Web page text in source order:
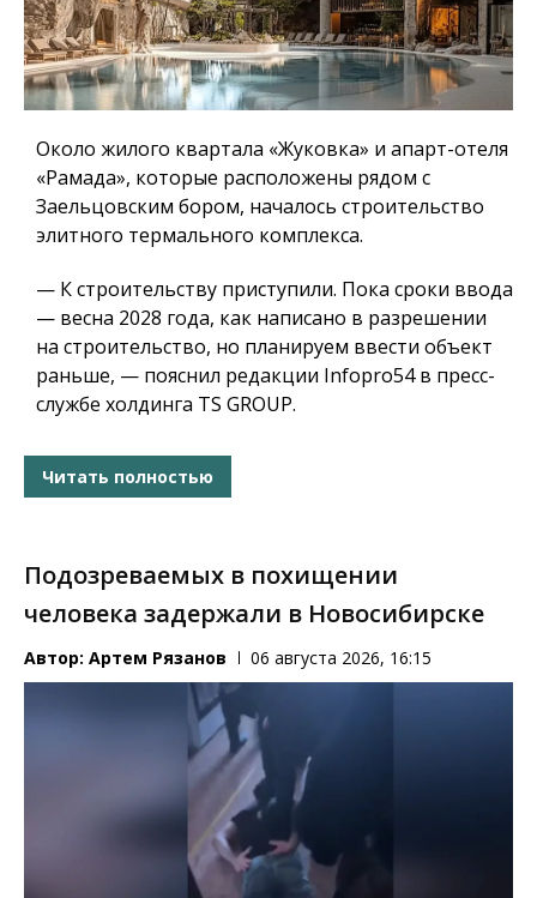
Около жилого квартала «Жуковка» и апарт-отеля
«Рамада», которые расположены рядом с
Заельцовским бором, началось строительство
элитного термального комплекса.
— К строительству приступили. Пока сроки ввода
— весна 2028 года, как написано в разрешении
на строительство, но планируем ввести объект
раньше, — пояснил редакции Infopro54 в пресс-
службе холдинга TS GROUP.
Читать полностью
Подозреваемых в похищении
человека задержали в Новосибирске
Автор: Артем Рязанов 06 августа 2026, 16:15